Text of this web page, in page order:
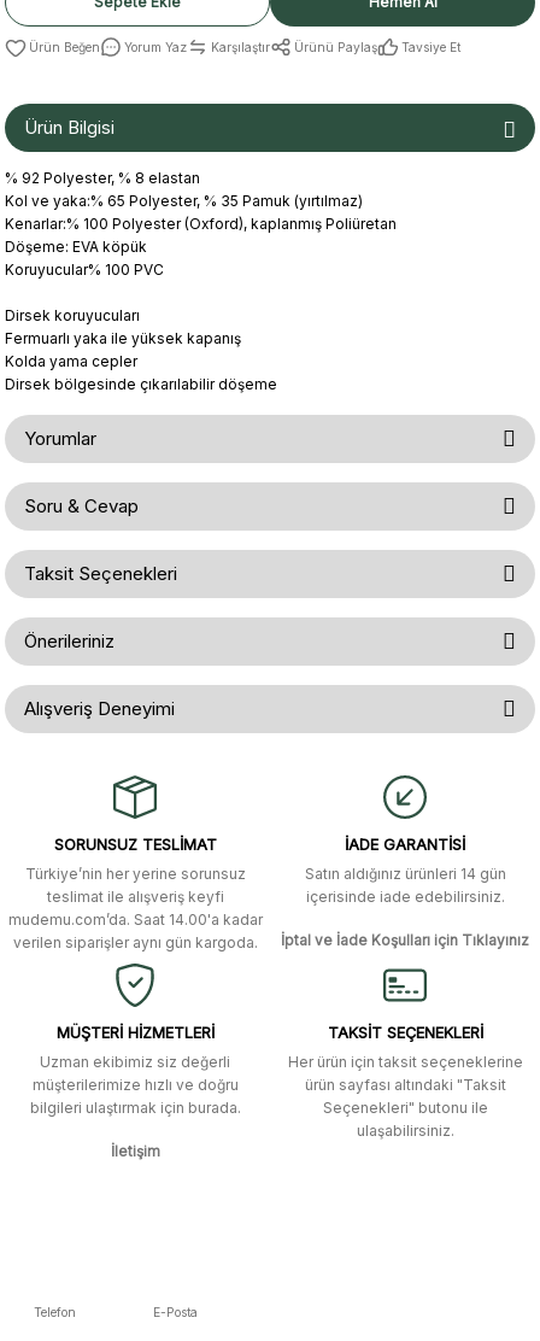
Yorum Yaz Karşılaştır Ürünü Paylaş Tavsiye Et
Ürün Bilgisi
% 92 Polyester, % 8 elastan
Kol ve yaka:% 65 Polyester, % 35 Pamuk (yırtılmaz)
Kenarlar:% 100 Polyester (Oxford), kaplanmış Poliüretan
Döşeme: EVA köpük
Koruyucular% 100 PVC
Dirsek koruyucuları
Fermuarlı yaka ile yüksek kapanış
Kolda yama cepler
Dirsek bölgesinde çıkarılabilirdöşeme
Yorumlar
Bu ürüne ilk yorumu siz yapın!
Yorum Yaz
Soru & Cevap
Ürün hakkında henüz soru sorulmamış.
Soru Sor
Taksit Seçenekleri
Önerileriniz
Bu ürünün fiyat bilgisi, resim, ürün açıklamalarında ve diğer konularda
yetersiz gördüğünüz noktaları öneri formunu kullanarak tarafımıza
iletebilirsiniz.
Ürün resmi kalitesiz, bozuk veya görüntülenemiyor.
Ürün bilgilerinde hatalar bulunuyor.
Ürün fiyatı diğer sitelerden daha pahalı.
Bu ürüne benzer farklı alternatifler olmalı.
Alışveriş Deneyimi
alışverişti. Ürün bir gün sonra elime
ulaştı. Mağaza yetkilileri oldukça
yanıt aldım ve çözüm buldum.
Murat Duman | 17/03/2026
Site güvenilir ve kullanışlı, fakat
kavela ve diğer ahşap aksesuarları
menü seçeneklerinde bulunmuyor,
spesifik olarak "kavela" terimini
aratarak bulunabilir.
M... K... | 12/12/2025
Ben bu kadar hızlı bir teslimat
Ben bu kadar hızlı bir teslimat
SORUNSUZ TESLİMAT
Türkiye’nin her yerine sorunsuz
teslimat ile alışveriş keyfi
mudemu.com’da. Saat 14.00'a kadar
verilen siparişler aynı gün kargoda.
İADE GARANTİSİ
Satın aldığınız ürünleri 14 gün
içerisinde iade edebilirsiniz.
İptal ve İade Koşulları için Tıklayınız
MÜŞTERİ HİZMETLERİ
Uzman ekibimiz siz değerli
müşterilerimize hızlı ve doğru
bilgileri ulaştırmak için burada.
İletişim
TAKSİT SEÇENEKLERİ
Her ürün için taksit seçeneklerine
ürün sayfası altındaki "Taksit
Seçenekleri" butonu ile
ulaşabilirsiniz.
Telefon E-Posta